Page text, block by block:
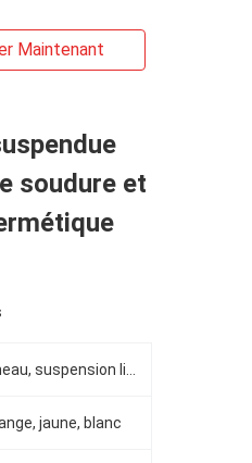
Maintenant
soudure et
jaune, blanc